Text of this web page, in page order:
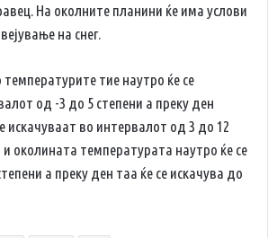
На околните планини ќе има услови
на снег.
тие наутро ќе се
од -3 до 5 степени а преку ден
искачуваат во интервалот од 3 до 12
и околината температурата наутро ќе се
а преку ден таа ќе се искачува до